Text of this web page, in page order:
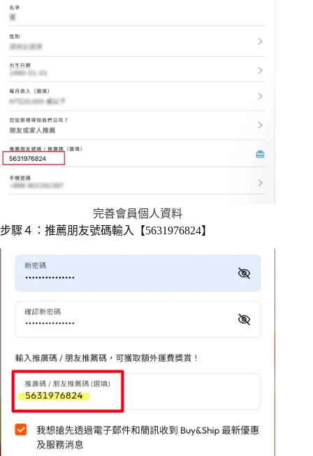
完善會員個人資料
步驟４：推薦朋友號碼輸入【5631976824】